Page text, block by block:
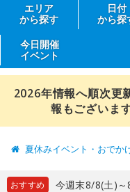
エリア
から探す
日付
から探
今日開催
イベント
2026年情報へ順次更
報もございま
夏休みイベント・おでか
おすすめ
今週末8/8(土)